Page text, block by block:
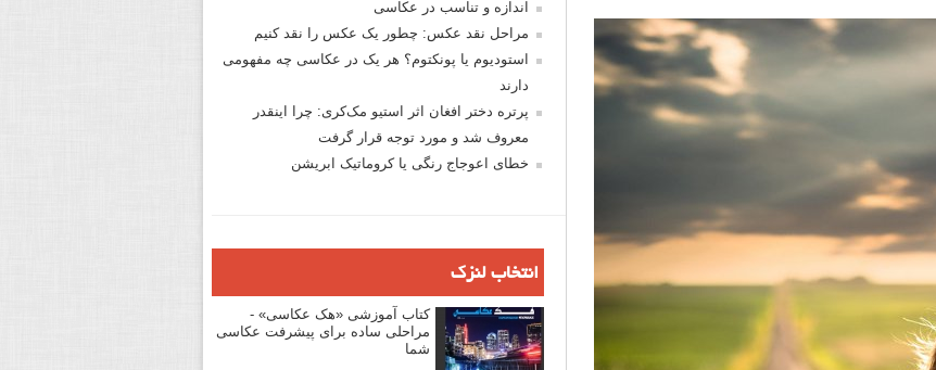
اندازه و تناسب در عکاسی
مراحل نقد عکس: چطور یک عکس را نقد کنیم
استودیوم یا پونکتوم؟ هر یک در عکاسی چه مفهومی
دارند
پرتره دختر افغان اثر استیو مک‌کری: چرا اینقدر
معروف شد و مورد توجه قرار گرفت
خطای اعوجاج رنگی یا کروماتیک ابریشن
انتخاب لنزک
کتاب آموزشی «هک عکاسی» -
مراحلی ساده برای پیشرفت عکاسی
شما